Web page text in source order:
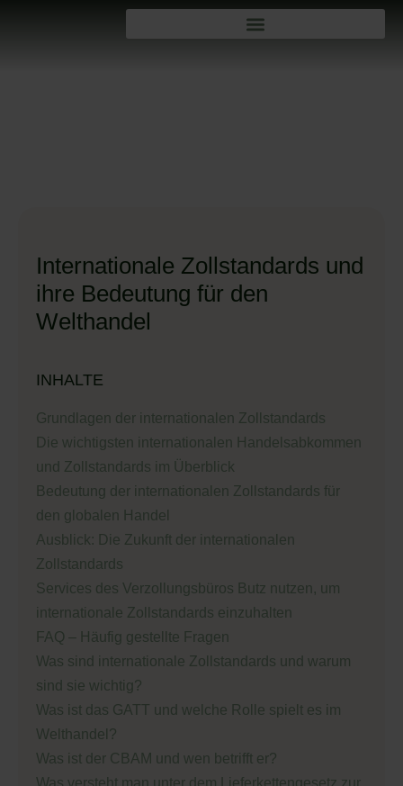
Internationale Zollstandards und
ihre Bedeutung für den
Welthandel
INHALTE
Grundlagen der internationalen Zollstandards
Die wichtigsten internationalen Handelsabkommen
und Zollstandards im Überblick
Bedeutung der internationalen Zollstandards für
den globalen Handel
Ausblick: Die Zukunft der internationalen
Zollstandards
Services des Verzollungsbüros Butz nutzen, um
internationale Zollstandards einzuhalten
FAQ – Häufig gestellte Fragen
Was sind internationale Zollstandards und warum
sind sie wichtig?
Was ist das GATT und welche Rolle spielt es im
Welthandel?
Was ist der CBAM und wen betrifft er?
Was versteht man unter dem Lieferkettengesetz zur